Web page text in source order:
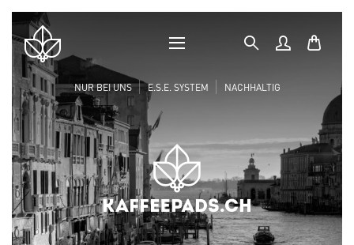
Shop
Logo
MOBILES
NUR BEI UNS E.S.E. SYSTEM NACHHALTIG